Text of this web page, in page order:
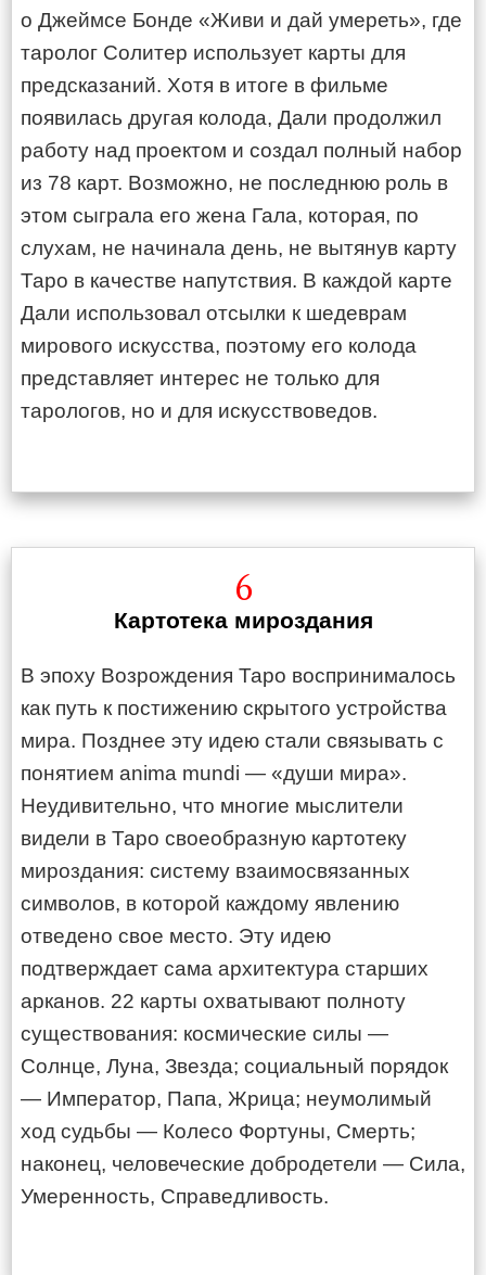
о Джеймсе Бонде «Живи и дай умереть», где
таролог Солитер использует карты для
предсказаний. Хотя в итоге в фильме
появилась другая колода, Дали продолжил
работу над проектом и создал полный набор
из 78 карт. Возможно, не последнюю роль в
этом сыграла его жена Гала, которая, по
слухам, не начинала день, не вытянув карту
Таро в качестве напутствия. В каждой карте
Дали использовал отсылки к шедеврам
мирового искусства, поэтому его колода
представляет интерес не только для
тарологов, но и для искусствоведов.
6
Картотека мироздания
В эпоху Возрождения Таро воспринималось
как путь к постижению скрытого устройства
мира. Позднее эту идею стали связывать с
понятием anima mundi — «души мира».
Неудивительно, что многие мыслители
видели в Таро своеобразную картотеку
мироздания: систему взаимосвязанных
символов, в которой каждому явлению
отведено свое место. Эту идею
подтверждает сама архитектура старших
арканов. 22 карты охватывают полноту
существования: космические силы —
Солнце, Луна, Звезда; социальный порядок
— Император, Папа, Жрица; неумолимый
ход судьбы — Колесо Фортуны, Смерть;
наконец, человеческие добродетели — Сила,
Умеренность, Справедливость.